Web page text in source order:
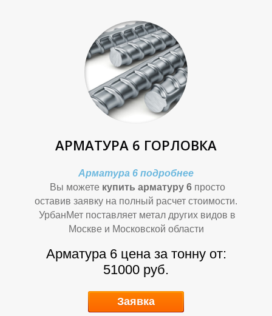
Ф
АРМАТУРА 6 ГОРЛОВКА
Арматура 6 подробнее
Вы можете купить арматуру 6просто
оставив заявку на полный расчет стоимости.
УрбанМет поставляет метал других видов в
Москве и Московской области
Арматура 6 цена за тонну от:
51000 руб.
Заявка
Ф